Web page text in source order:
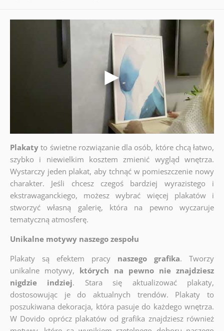
Plakaty to świetne rozwiązanie dla osób, które chcą łatwo,
szybko i niewielkim kosztem zmienić wygląd wnętrza.
Wystarczy jeden plakat, aby tchnąć w pomieszczenie nowy
charakter. Jeśli chcesz czegoś bardziej wyrazistego i
ekstrawaganckiego, możesz wybrać więcej plakatów i
stworzyć własną galerię, która na pewno wyczaruje
tematyczną atmosferę.
Unikalne motywy naszego zespołu
Plakaty są efektem pracy
naszego grafika. Tworzy
unikalne motywy, których na pewno nie znajdziesz
nigdzie indziej. Stara się aktualizować plakaty,
dostosowując je do aktualnych trendów. Plakaty to
poszukiwana dekoracja, która pasuje do każdego wnętrza.
W Dovido oprócz plakatów od grafika znajdziesz również